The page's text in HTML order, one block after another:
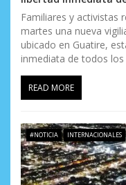
Familiares y activistas
martes una nueva
ubicado en Guatire,
inmediata de todos los
READ MORE
#NOTICIA INTERNACIONALES